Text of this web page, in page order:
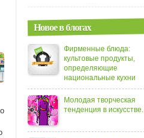
Новое в блогах
Фирменные блюда:
культовые продукты,
определяющие
национальные кухни
Молодая творческая
тенденция в искусстве.